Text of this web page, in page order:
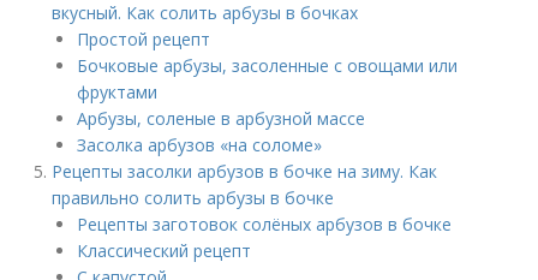
вкусный. Как солить арбузы в бочках
Простой рецепт
Бочковые арбузы, засоленные с овощами или
фруктами
Арбузы, соленые в арбузной массе
Засолка арбузов «на соломе»
Рецепты засолки арбузов в бочке на зиму. Как
правильно солить арбузы в бочке
Рецепты заготовок солёных арбузов в бочке
Классический рецепт